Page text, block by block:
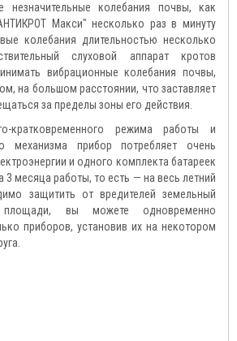
незначительные колебания почвы, как
Макси" несколько раз в минуту
колебания длительностью несколько
слуховой аппарат кротов
вибрационные колебания почвы,
на большом расстоянии, что заставляет
за пределы зоны его действия.
кратковременного режима работы и
механизма прибор потребляет очень
и одного комплекта батареек
3 месяца работы, то есть — на весь летний
защитить от вредителей земельный
вы можете одновременно
приборов, установив их на некотором